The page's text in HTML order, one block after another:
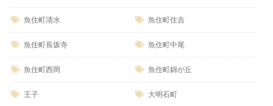
魚住町清水 魚住町住吉
魚住町長坂寺 魚住町中尾
魚住町西岡 魚住町錦が丘
王子 大明石町